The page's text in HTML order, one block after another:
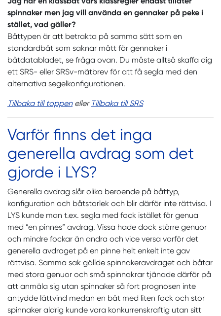
spinnaker men jag vill använda en gennaker på peke i
stället, vad gäller?
Båttypen är att betrakta på samma sätt som en
standardbåt som saknar mått för gennaker i
båtdatabladet, se fråga ovan. Du måste alltså skaffa dig
ett SRS- eller SRSv-mätbrev för att få segla med den
alternativa segelkonfigurationen.
Tillbaka till toppeneller Tillbaka till SRS
Varför finns det inga
generella avdrag som det
gjorde i LYS?
Generella avdrag slår olika beroende på båttyp,
konfiguration och båtstorlek och blir därför inte rättvisa. I
LYS kunde man t.ex. segla med fock istället för genua
med ”en pinnes” avdrag. Vissa hade dock större genuor
och mindre fockar än andra och vice versa varför det
generella avdraget på en pinne helt enkelt inte gav
rättvisa. Samma sak gällde spinnakeravdraget och båtar
med stora genuor och små spinnakrar tjänade därför på
att anmäla sig utan spinnaker så fort prognosen inte
antydde lättvind medan en båt med liten fock och stor
spinnaker aldrig kunde vara konkurrenskraftig utan sitt